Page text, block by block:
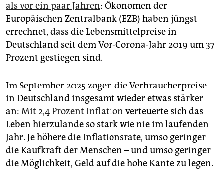
als vor ein paar Jahren: Ökonomen der
Europäischen Zentralbank (EZB) haben jüngst
errechnet, dass die Lebensmittelpreise in
Deutschland seit dem Vor-Corona-Jahr 2019 um 37
Prozent gestiegen sind.
Im September 2025 zogen die Verbraucherpreise
in Deutschland insgesamt wieder etwas stärker
an: Mit 2,4 Prozent Inflation verteuerte sich das
Leben hierzulande so stark wie nie im laufenden
Jahr. Je höhere die Inflationsrate, umso geringer
die Kaufkraft der Menschen – und umso geringer
die Möglichkeit, Geld auf die hohe Kante zu legen.